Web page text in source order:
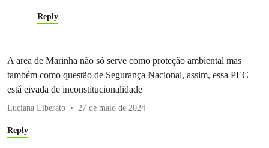
Reply
A area de Marinha não só serve como proteção ambiental mas
também como questão de Segurança Nacional, assim, essa PEC
está eivada de inconstitucionalidade
Luciana Liberato 27 de maio de 2024
Reply